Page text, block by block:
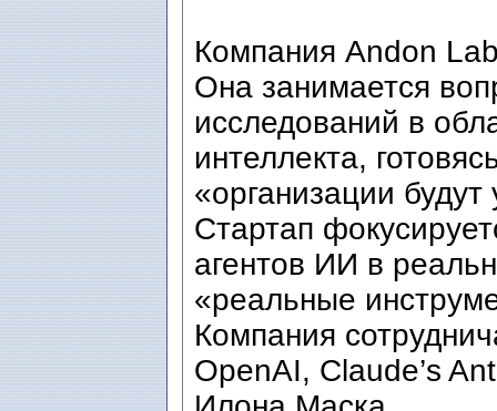
Компания Andon
Она занимается
исследований в
интеллекта,
«организации
Стартап
агентов ИИ в
«реальные
Компания
OpenAI, Claude’s